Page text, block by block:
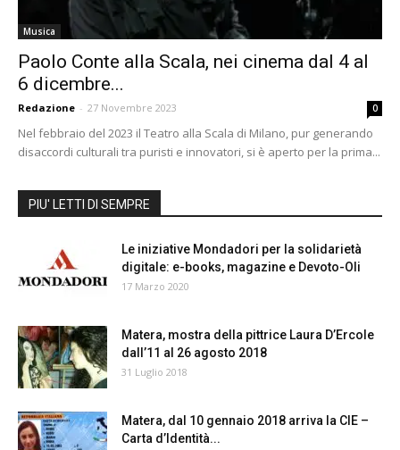
Musica
Paolo Conte alla Scala, nei cinema dal 4 al
6 dicembre...
Redazione - 27 Novembre 2023 0
Nel febbraio del 2023 il Teatro alla Scala di Milano, pur generando
disaccordi culturali tra puristi e innovatori, si è aperto per la prima...
PIU' LETTI DI SEMPRE
Le iniziative Mondadori per la solidarietà
digitale: e-books, magazine e Devoto-Oli
17 Marzo 2020
Matera, mostra della pittrice Laura D’Ercole
dall’11 al 26 agosto 2018
31 Luglio 2018
Matera, dal 10 gennaio 2018 arriva la CIE –
Carta d’Identità...